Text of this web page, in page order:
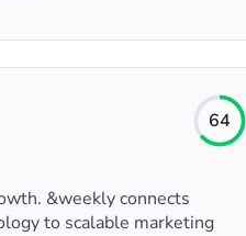
64
&weekly connects
to scalable marketing